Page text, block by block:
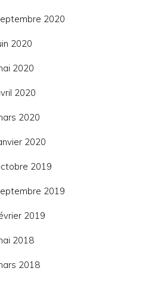
2020
2020
2020
2020
2020
2020
2019
2019
2019
2018
2018